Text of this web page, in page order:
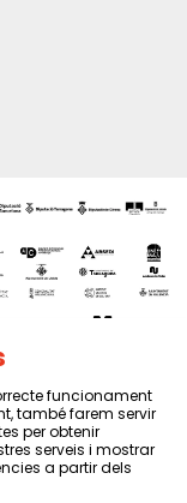
| Contactar
funcionament
també farem servir
per obtenir
serveis i mostrar
a partir dels